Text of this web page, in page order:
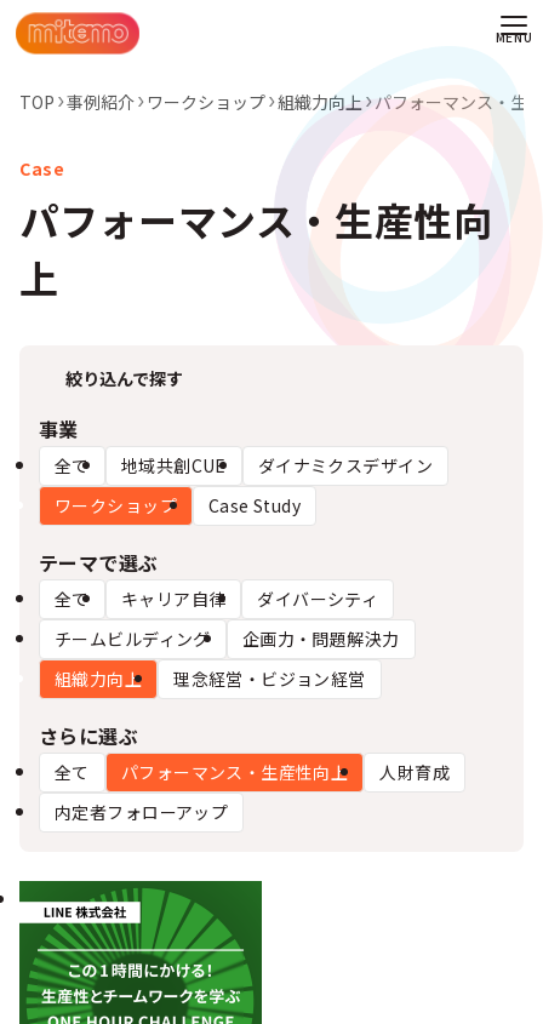
TOP 事例紹介 ワークショップ 組織力向上 パフォーマンス・生
パフォーマンス・生産性向
上
絞り込んで探す
事業
全て 地域共創CUE
ダイナミクスデザイン
ワークショップ
Case Study
テーマで選ぶ
全て キャリア自律
ダイバーシティ
チームビルディング
企画力・問題解決力
組織力向上
理念経営・ビジョン経営
さらに選ぶ
全て パフォーマンス・生産性向上
人財育成
内定者フォローアップ